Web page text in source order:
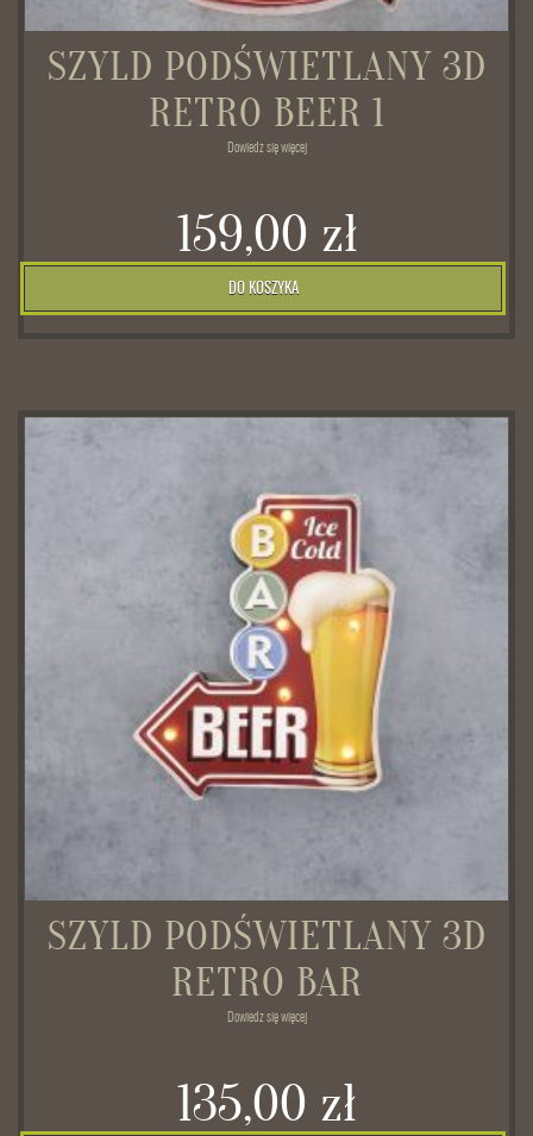
SZYLD PODŚWIETLANY 3D
RETRO BEER 1
Dowiedz się więcej
159,00 zł
DO KOSZYKA
SZYLD PODŚWIETLANY 3D
RETRO BAR
Dowiedz się więcej
135,00 zł